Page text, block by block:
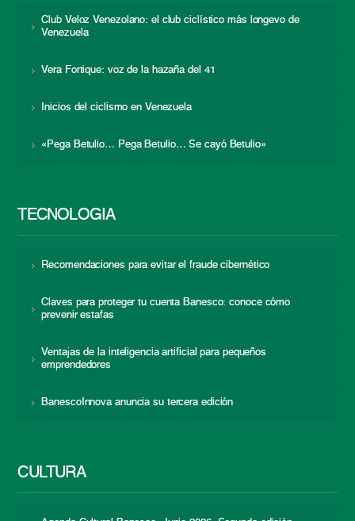
Club Veloz Venezolano: el club ciclístico más longevo de
Venezuela
Vera Fortique: voz de la hazaña del 41
Inicios del ciclismo en Venezuela
«Pega Betulio… Pega Betulio… Se cayó Betulio»
TECNOLOGÍA
Recomendaciones para evitar el fraude cibernético
Claves para proteger tu cuenta Banesco: conoce cómo
prevenir estafas
Ventajas de la inteligencia artificial para pequeños
emprendedores
BanescoInnova anuncia su tercera edición
CULTURA